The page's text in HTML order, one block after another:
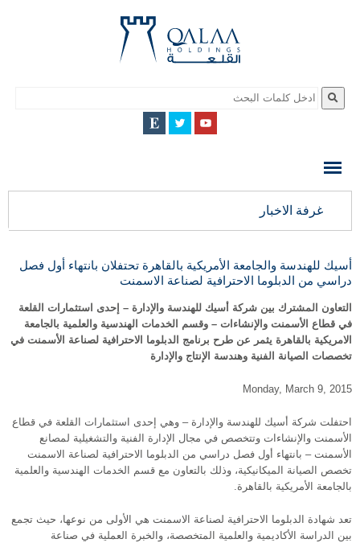
QALAA
QALAA
غرفة الاخبار
أسيك للهندسة والجامعة الأمريكية بالقاهرة تحتفلان بانتهاء أول فصل
دراسي من الدبلوما الاحترافية لصناعة الاسمنت
التعاون المشترك بين شركة أسيك للهندسة والإدارة – إحدى استثمارات القلعة
في قطاع الأسمنت والإنشاءات – وقسم الخدمات الهندسية والعلمية بالجامعة
الامريكية بالقاهرة يثمر عن طرح برنامج الدبلوما الاحترافية لصناعة الأسمنت في
تخصصات الصيانة الفنية وهندسة الإنتاج والإدارة
Monday, March 9, 2015
احتفلت شركة أسيك للهندسة والإدارة – وهي إحدى استثمارات القلعة في قطاع
الأسمنت والإنشاءات وتتخصص في مجال الإدارة الفنية والتشغيلية لمصانع
الأسمنت – بانتهاء أول فصل دراسي من الدبلوما الاحترافية لصناعة الاسمنت
تخصص الصيانة الميكانيكية، وذلك بالتعاون مع قسم الخدمات الهندسية والعلمية
بالجامعة الأمريكية بالقاهرة.
تعد شهادة الدبلوما الاحترافية لصناعة الاسمنت هي الأولى من نوعها، حيث تجمع
بين الدراسة الأكاديمية والعلمية المتخصصة، والخبرة العملية في صناعة